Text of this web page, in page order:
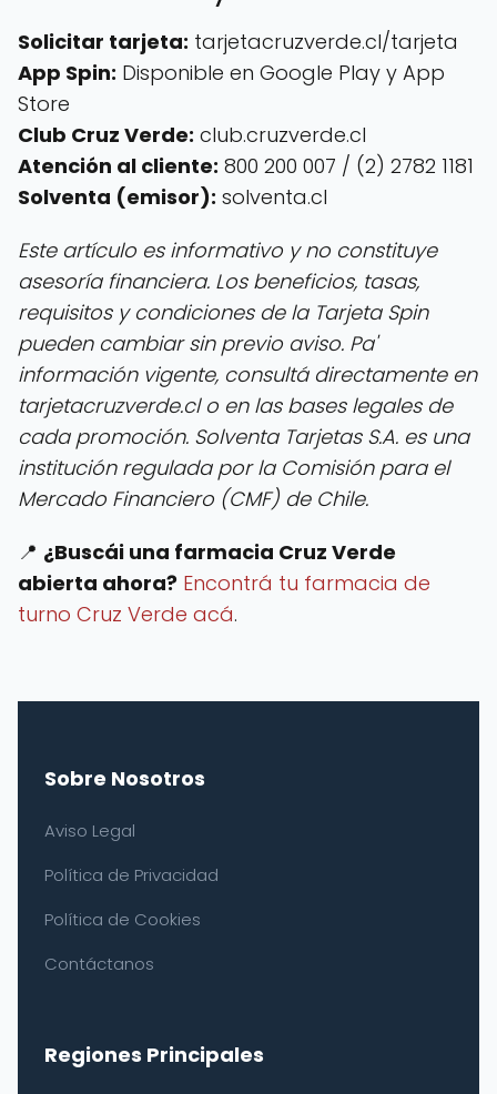
Solicitar tarjeta: tarjetacruzverde.cl/tarjeta
App Spin: Disponible en Google Play y App
Store
Club Cruz Verde: club.cruzverde.cl
Atención al cliente: 800 200 007 / (2) 2782 1181
Solventa (emisor): solventa.cl
Este artículo es informativo y no constituye
asesoría financiera. Los beneficios, tasas,
requisitos y condiciones de la Tarjeta Spin
pueden cambiar sin previo aviso. Pa'
información vigente, consultá directamente en
tarjetacruzverde.cl o en las bases legales de
cada promoción. Solventa Tarjetas S.A. es una
institución regulada por la Comisión para el
Mercado Financiero (CMF) de Chile.
📍 ¿Buscái una farmacia Cruz Verde
abierta ahora? Encontrá tu farmacia de
turno Cruz Verde acá.
Sobre Nosotros
Aviso Legal
Política de Privacidad
Política de Cookies
Contáctanos
Regiones Principales